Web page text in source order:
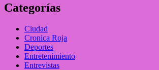
Categorías
Ciudad
Cronica Roja
Deportes
Entretenimiento
Entrevistas